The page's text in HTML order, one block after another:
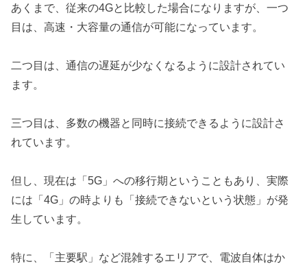
あくまで、従来の4Gと比較した場合になりますが、一つ
目は、高速・大容量の通信が可能になっています。
二つ目は、通信の遅延が少なくなるように設計されてい
ます。
三つ目は、多数の機器と同時に接続できるように設計さ
れています。
但し、現在は「5G」への移行期ということもあり、実際
には「4G」の時よりも「接続できないという状態」が発
生しています。
特に、「主要駅」など混雑するエリアで、電波自体はか